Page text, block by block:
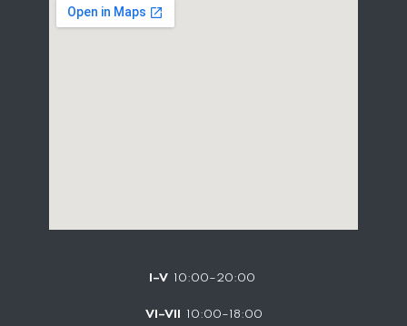
I–V 10:00–20:00
VI–VII 10:00–18:00